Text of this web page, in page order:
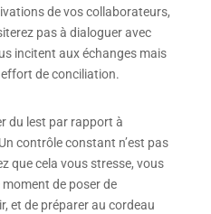
de vos collaborateurs,
pas à dialoguer avec
incitent aux échanges mais
de conciliation.
du lest par rapport à
contrôle constant n’est pas
que cela vous stresse, vous
moment de poser de
et de préparer au cordeau